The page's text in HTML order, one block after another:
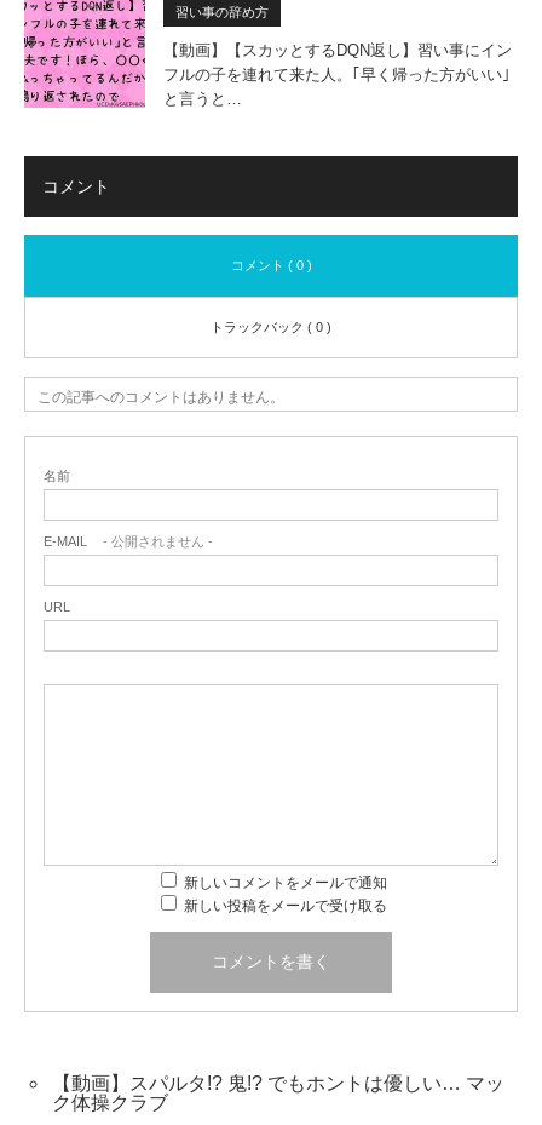
習い事の辞め方
【動画】【スカッとするDQN返し】習い事にイン
フルの子を連れて来た人。｢早く帰った方がいい｣
と言うと…
コメント
コメント ( 0 )
トラックバック ( 0 )
この記事へのコメントはありません。
名前
E-MAIL - 公開されません -
URL
新しいコメントをメールで通知
新しい投稿をメールで受け取る
【動画】スパルタ!? 鬼!? でもホントは優しい… マッ
ク体操クラブ